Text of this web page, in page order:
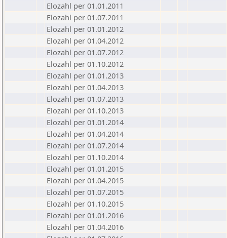
Elozahl per 01.01.2011
Elozahl per 01.07.2011
Elozahl per 01.01.2012
Elozahl per 01.04.2012
Elozahl per 01.07.2012
Elozahl per 01.10.2012
Elozahl per 01.01.2013
Elozahl per 01.04.2013
Elozahl per 01.07.2013
Elozahl per 01.10.2013
Elozahl per 01.01.2014
Elozahl per 01.04.2014
Elozahl per 01.07.2014
Elozahl per 01.10.2014
Elozahl per 01.01.2015
Elozahl per 01.04.2015
Elozahl per 01.07.2015
Elozahl per 01.10.2015
Elozahl per 01.01.2016
Elozahl per 01.04.2016